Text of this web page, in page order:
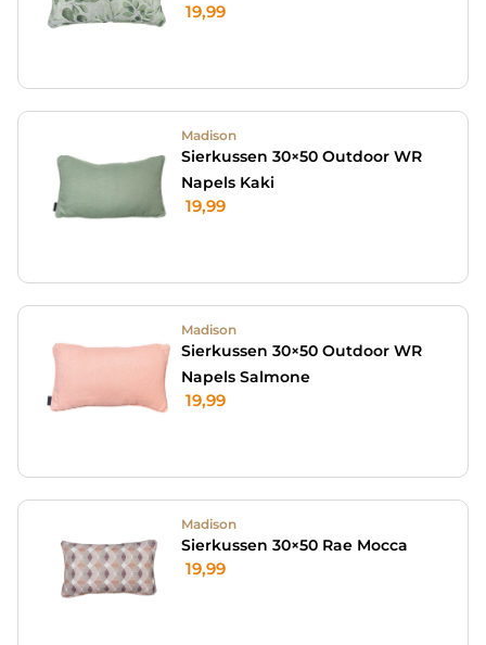
19,99
Madison
Sierkussen 30×50 Outdoor WR
Napels Kaki
19,99
Madison
Sierkussen 30×50 Outdoor WR
Napels Salmone
19,99
Madison
Sierkussen 30×50 Rae Mocca
19,99